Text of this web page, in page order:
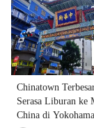
Chinatown
Serasa Liburan ke
China di